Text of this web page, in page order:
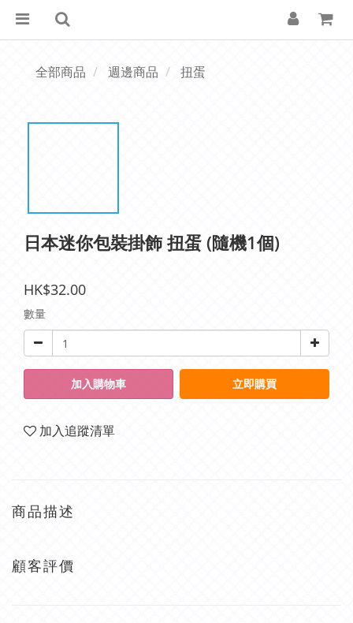
全部商品 週邊商品 扭蛋
日本迷你包裝掛飾 扭蛋 (隨機1個)
HK$32.00
數量
加入購物車 立即購買
加入追蹤清單
商品描述
顧客評價